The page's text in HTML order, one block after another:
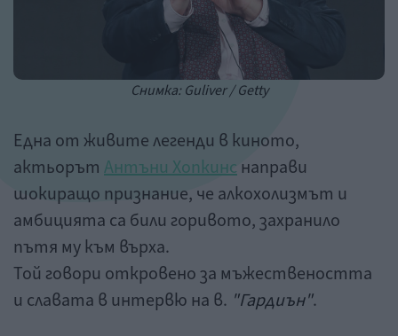
Снимка: Guliver / Getty
Една от живите легенди в киното,
актьорът Антъни Хопкинс направи
шокиращо признание, че алкохолизмът и
амбицията са били горивото, захранило
пътя му към върха.
Той говори откровено за мъжествеността
и славата в интервю на в. "Гардиън".